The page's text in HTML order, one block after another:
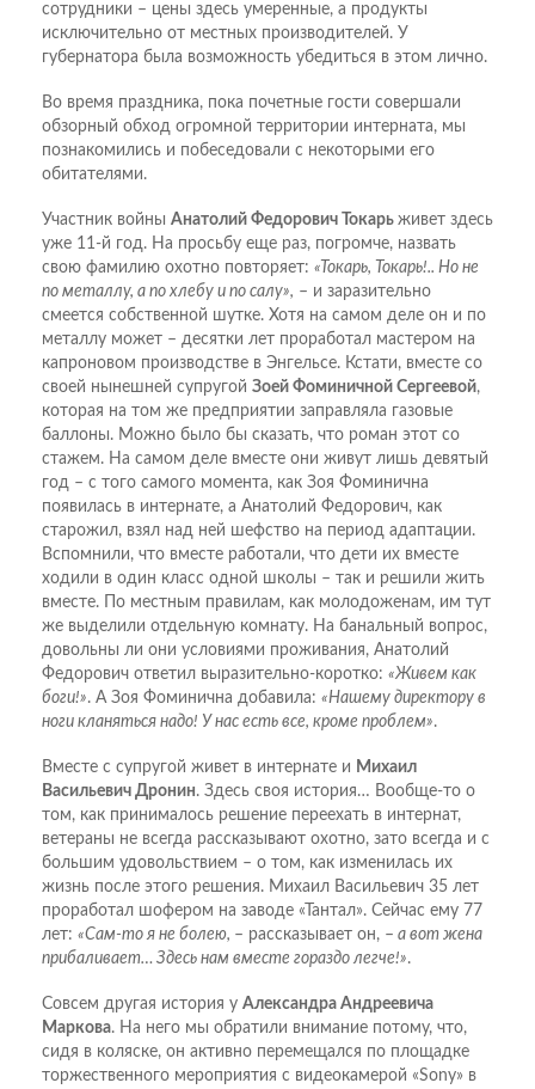
сотрудники – цены здесь умеренные, а продукты
исключительно от местных производителей. У
губернатора была возможность убедиться в этом лично.
Во время праздника, пока почетные гости совершали
обзорный обход огромной территории интерната, мы
познакомились и побеседовали с некоторыми его
обитателями.
Участник войны Анатолий Федорович Токарь живет здесь
уже 11-й год. На просьбу еще раз, погромче, назвать
свою фамилию охотно повторяет: «Токарь, Токарь!.. Но не
по металлу, а по хлебу и по салу», – и заразительно
смеется собственной шутке. Хотя на самом деле он и по
металлу может – десятки лет проработал мастером на
капроновом производстве в Энгельсе. Кстати, вместе со
своей нынешней супругой Зоей Фоминичной Сергеевой,
которая на том же предприятии заправляла газовые
баллоны. Можно было бы сказать, что роман этот со
стажем. На самом деле вместе они живут лишь девятый
год – с того самого момента, как Зоя Фоминична
появилась в интернате, а Анатолий Федорович, как
старожил, взял над ней шефство на период адаптации.
Вспомнили, что вместе работали, что дети их вместе
ходили в один класс одной школы – так и решили жить
вместе. По местным правилам, как молодоженам, им тут
же выделили отдельную комнату. На банальный вопрос,
довольны ли они условиями проживания, Анатолий
Федорович ответил выразительно-коротко: «Живем как
боги!». А Зоя Фоминична добавила: «Нашему директору в
ноги кланяться надо! У нас есть все, кроме проблем».
Вместе с супругой живет в интернате и Михаил
Васильевич Дронин. Здесь своя история… Вообще-то о
том, как принималось решение переехать в интернат,
ветераны не всегда рассказывают охотно, зато всегда и с
большим удовольствием – о том, как изменилась их
жизнь после этого решения. Михаил Васильевич 35 лет
проработал шофером на заводе «Тантал». Сейчас ему 77
лет: «Сам-то я не болею, – рассказывает он, – а вот жена
прибаливает… Здесь нам вместе гораздо легче!».
Совсем другая история у Александра Андреевича
Маркова. На него мы обратили внимание потому, что,
сидя в коляске, он активно перемещался по площадке
торжественного мероприятия с видеокамерой «Sony» в